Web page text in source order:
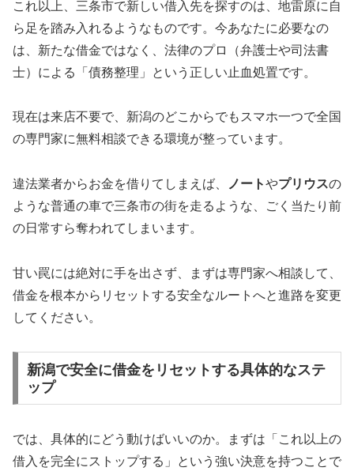
これ以上、三条市で新しい借入先を探すのは、地雷原に自
ら足を踏み入れるようなものです。今あなたに必要なの
は、新たな借金ではなく、法律のプロ（弁護士や司法書
士）による「債務整理」という正しい止血処置です。
現在は来店不要で、新潟のどこからでもスマホ一つで全国
の専門家に無料相談できる環境が整っています。
違法業者からお金を借りてしまえば、 ノートやプリウスの
ような普通の車で三条市の街を走るような、ごく当たり前
の日常すら奪われてしまいます。
甘い罠には絶対に手を出さず、まずは専門家へ相談して、
借金を根本からリセットする安全なルートへと進路を変更
してください。
新潟で安全に借金をリセットする具体的なステ
ップ
では、具体的にどう動けばいいのか。まずは「これ以上の
借入を完全にストップする」という強い決意を持つことで